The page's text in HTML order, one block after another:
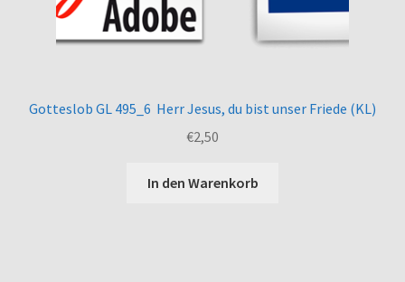
Gotteslob GL 495_6 Herr Jesus, du bist unser Friede (KL)
€2,50
In den Warenkorb